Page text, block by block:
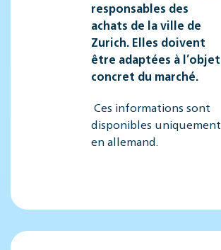
responsables des
achats de la ville de
Zurich. Elles doivent
être adaptées à l’objet
concret du marché.
Ces informations sont
disponibles uniquement
en allemand.